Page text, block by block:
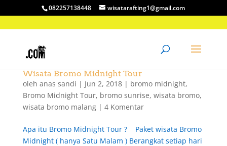
082257138448 wisatarafting1@gmail.com
Wisata Bromo Midnight Tour
oleh anas sandi | Jun 2, 2018| bromo midnight,
Bromo Midnight Tour, bromo sunrise, wisata bromo,
wisata bromo malang| 4 Komentar
Apa itu Bromo Midnight Tour ? Paket wisata Bromo
Midnight ( hanya Satu Malam ) Berangkat setiap hari